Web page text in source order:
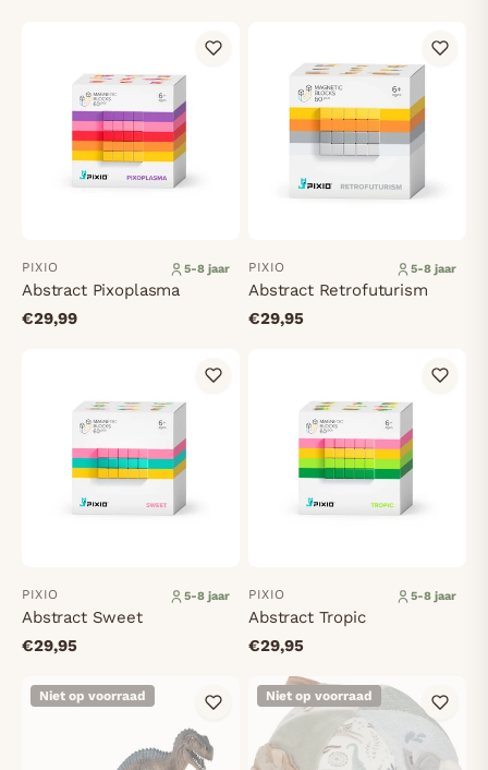
PIXIO 5-8 jaar
Abstract Pixoplasma
€29,99
PIXIO 5-8 jaar
Abstract Retrofuturism
€29,95
PIXIO 5-8 jaar
Abstract Sweet
€29,95
PIXIO 5-8 jaar
Abstract Tropic
€29,95
Niet op voorraad Niet op voorraad